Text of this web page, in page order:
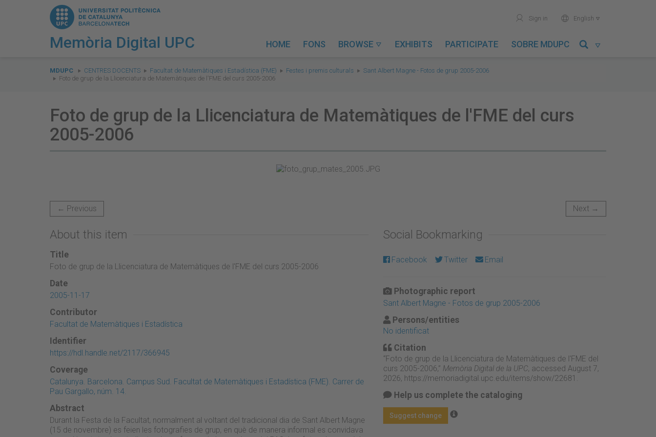
Memòria Digital UPC
user Sign in world English 
HOME FONS BROWSE  EXHIBITS PARTICIPATE SOBRE MDUPC 
are
here:
MDUPC CENTRES DOCENTS Facultat de Matemàtiques i Estadística (FME) Festes i premis culturals
Sant Albert Magne - Fotos de grup 2005-2006
Foto de grup de la Llicenciatura de Matemàtiques de l'FME del curs 2005-2006
Foto de grup de la Llicenciatura de Matemàtiques de l'FME del curs
2005-2006
← Previous Next →
About this item
Title
Foto de grup de la Llicenciatura de Matemàtiques de l'FME del curs 2005-2006
Date
2005-11-17
Contributor
Facultat de Matemàtiques i Estadística
Identifier
https://hdl.handle.net/2117/366945
Coverage
Catalunya. Barcelona. Campus Sud. Facultat de Matemàtiques i Estadística (FME). Carrer de
Pau Gargallo, núm. 14.
Abstract
Durant la Festa de la Facultat, normalment al voltant del tradicional dia de Sant Albert Magne
(15 de novembre) es feien les fotografies de grup, en què de manera informal es convidava
Social Bookmarking
Facebook Twitter Email
Photographic report
Sant Albert Magne - Fotos de grup 2005-2006
Persons/entities
No identificat
Citation
“Foto de grup de la Llicenciatura de Matemàtiques de l'FME del
curs 2005-2006,” Memòria Digital de la UPC, accessed August 7,
2026, https://memoriadigital.upc.edu/items/show/22681
Help us complete the cataloging
Suggest change